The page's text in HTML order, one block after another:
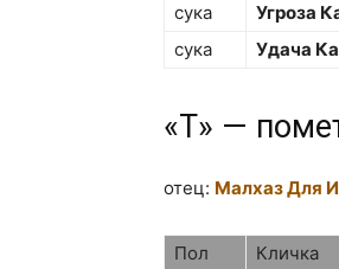
сука Угроза
сука
Удача
«Т» —
отец: Малхаз Для
Пол Кличка